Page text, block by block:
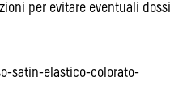
per evitare eventuali dossi
satin-elastico-colorato-